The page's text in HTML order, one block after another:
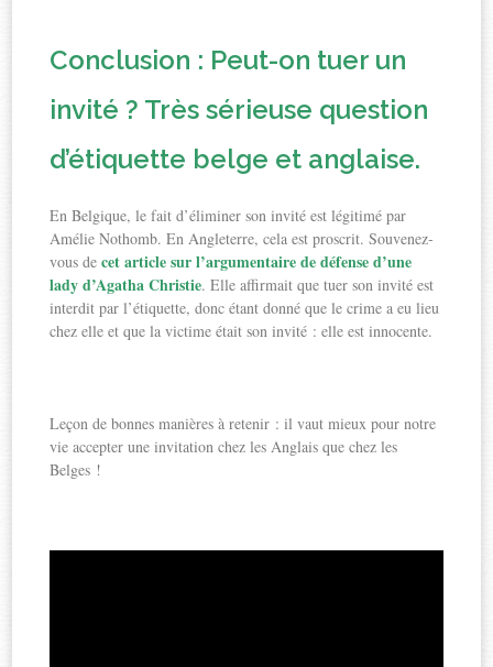
Conclusion : Peut-on tuer un
invité ? Très sérieuse question
d’étiquette belge et anglaise.
En Belgique, le fait d’éliminer son invité est légitimé par
Amélie Nothomb. En Angleterre, cela est proscrit. Souvenez-
vous decet article sur l’argumentaire de défense d’une
lady d’Agatha Christie. Elle affirmait que tuer son invité est
interdit par l’étiquette, donc étant donné que le crime a eu lieu
chez elle et que la victime était son invité : elle est innocente.
Leçon de bonnes manières à retenir : il vaut mieux pour notre
vie accepter une invitation chez les Anglais que chez les
Belges !